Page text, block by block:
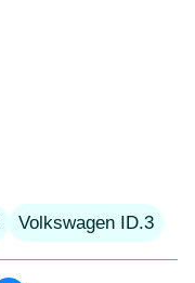
Volkswagen ID.3